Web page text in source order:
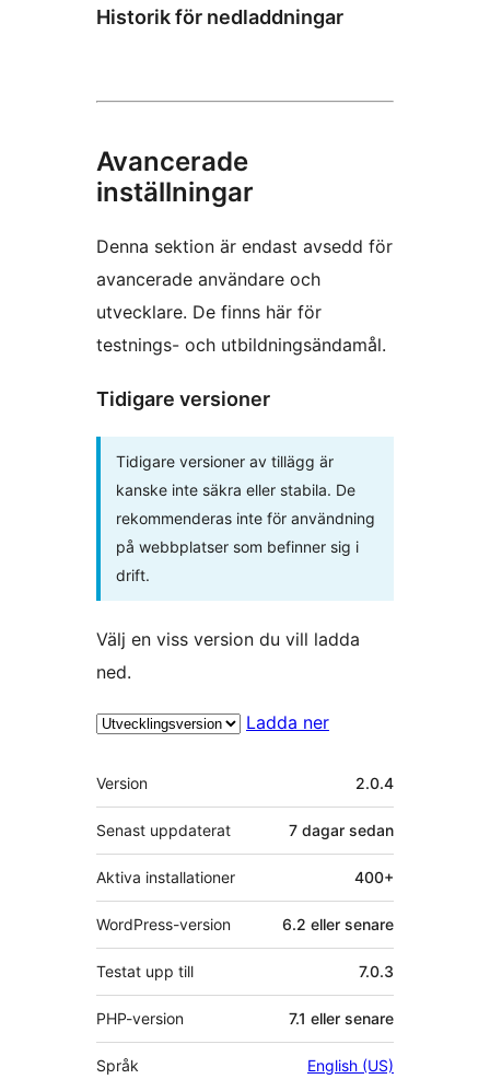
Historik för nedladdningar
Avancerade
inställningar
Denna sektion är endast avsedd för
avancerade användare och
utvecklare. De finns här för
testnings- och utbildningsändamål.
Tidigare versioner
Tidigare versioner av tillägg är
kanske inte säkra eller stabila. De
rekommenderas inte för användning
på webbplatser som befinner sig i
drift.
Välj en viss version du vill ladda
ned.
Ladda ner
Meta
Version 2.0.4
Senast uppdaterat 7 dagar sedan
Aktiva installationer 400+
WordPress-version 6.2 eller senare
Testat upp till 7.0.3
PHP-version 7.1 eller senare
Språk English (US)